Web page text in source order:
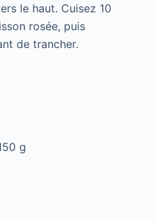
le haut. Cuisez 10
rosée, puis
de trancher.
g